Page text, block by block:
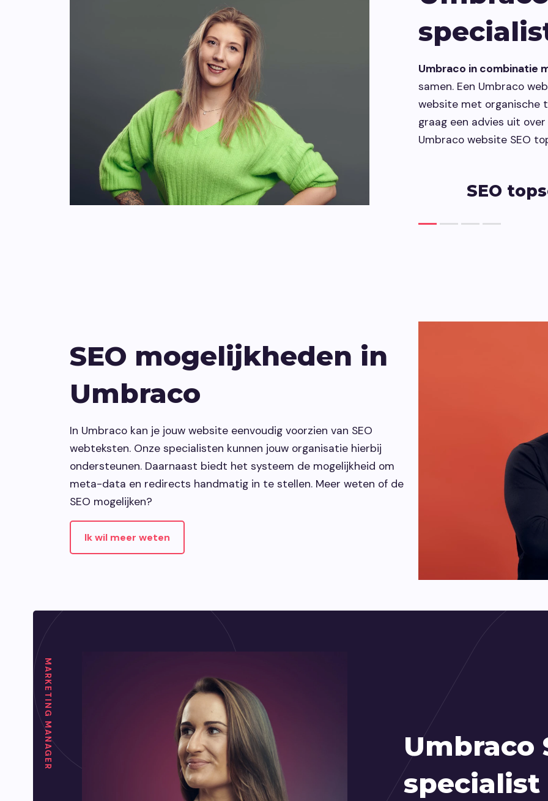
vindbaar
Development
Webontwikkeling die past bij jouw
Umbraco in combinatie
samen. Een Umbraco
website met organische
graag een advies uit
Umbraco website SEO
SEO topscores met Umbraco
SEO mogelijkheden in
Umbraco
In Umbraco kan je jouw website eenvoudig voorzien van SEO
webteksten. Onze specialisten kunnen jouw organisatie hierbij
ondersteunen. Daarnaast biedt het systeem de mogelijkheid om
meta-data en redirects handmatig in te stellen. Meer weten of de
SEO mogelijken?
Ik wil meer weten
MARKETING MANAGER
Umbraco
specialist